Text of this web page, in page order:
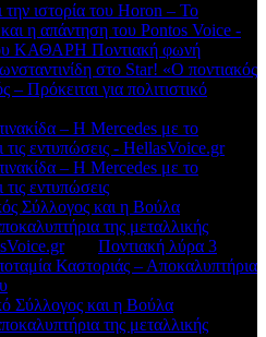
ιστορία του Horon – Το
και η απάντηση του Pontos Voice -
ΚΑΘΑΡΗ Ποντιακή φωνή
στο Star! «Ο ποντιακός
– Πρόκειται για πολιτιστικό
– Η Mercedes με το
εντυπώσεις - HellasVoice.grστο
– Η Mercedes με το
εντυπώσεις
Σύλλογος και η Βούλα
της μεταλλικής
στο Ποντιακή λύρα 3
Καστοριάς – Αποκαλυπτήρια
Σύλλογος και η Βούλα
της μεταλλικής